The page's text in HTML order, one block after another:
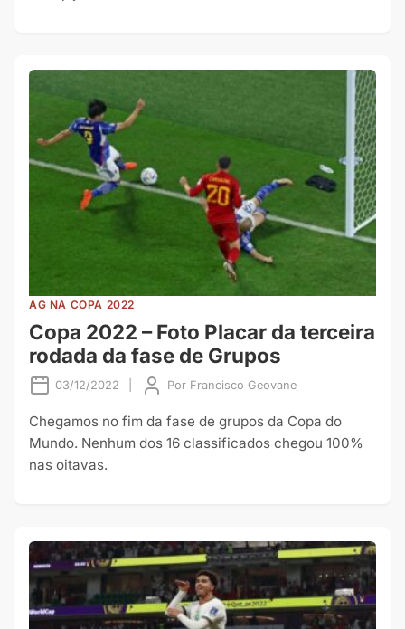
AG NA COPA 2022
Copa 2022 – Foto Placar da terceira
rodada da fase de Grupos
03/12/2022 Por Francisco Geovane
Chegamos no fim da fase de grupos da Copa do
Mundo. Nenhum dos 16 classificados chegou 100%
nas oitavas.